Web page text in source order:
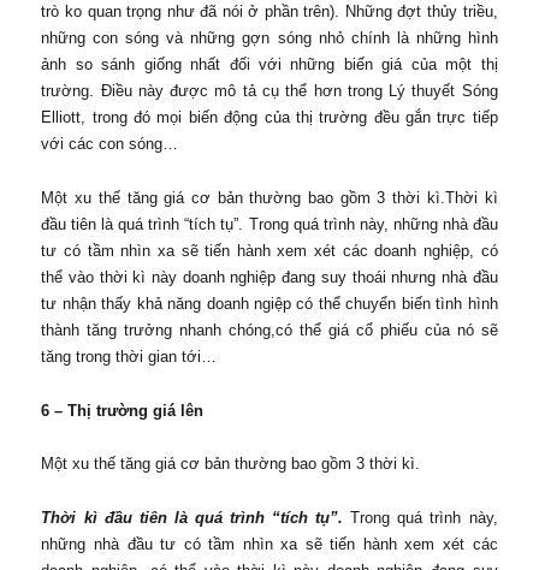
trò ko quan trọng như đã nói ở phần trên). Những đợt thủy triều,
những con sóng và những gợn sóng nhỏ chính là những hình
ảnh so sánh giống nhất đối với những biến giá của một thị
trường. Điều này được mô tả cụ thể hơn trong Lý thuyết Sóng
Elliott, trong đó mọi biến động của thị trường đều gắn trực tiếp
với các con sóng…
Một xu thế tăng giá cơ bản thường bao gồm 3 thời kì.Thời kì
đầu tiên là quá trình “tích tụ”. Trong quá trình này, những nhà đầu
tư có tầm nhìn xa sẽ tiến hành xem xét các doanh nghiệp, có
thể vào thời kì này doanh nghiệp đang suy thoái nhưng nhà đầu
tư nhận thấy khả năng doanh ngiệp có thể chuyển biến tình hình
thành tăng trưởng nhanh chóng,có thể giá cổ phiếu của nó sẽ
tăng trong thời gian tới…
6 – Thị trường giá lên
Một xu thế tăng giá cơ bản thường bao gồm 3 thời kì.
Thời kì đầu tiên là quá trình “tích tụ”. Trong quá trình này,
những nhà đầu tư có tầm nhìn xa sẽ tiến hành xem xét các